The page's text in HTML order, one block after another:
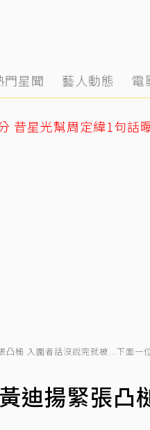
門星聞 藝人動態 電
昔星光幫周定緯1句話
凸槌 入圍者話沒說完就被...下面一
迪揚緊張凸